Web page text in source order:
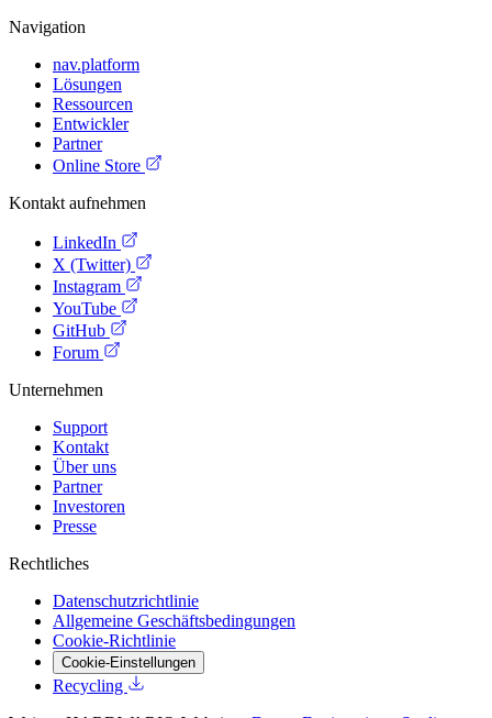
Navigation
nav.platform
Lösungen
Ressourcen
Entwickler
Partner
Online Store
Kontakt aufnehmen
LinkedIn
X (Twitter)
Instagram
YouTube
GitHub
Forum
Unternehmen
Support
Kontakt
Über uns
Partner
Investoren
Presse
Rechtliches
Datenschutzrichtlinie
Allgemeine Geschäftsbedingungen
Cookie-Richtlinie
Cookie-Einstellungen
Recycling